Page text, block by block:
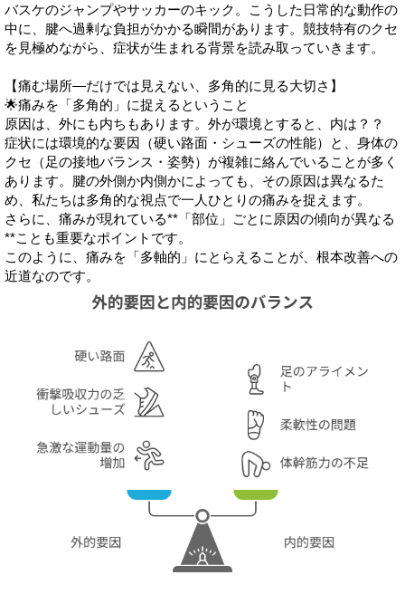
バスケのジャンプやサッカーのキック。こうした日常的な動作の
中に、腱へ過剰な負担がかかる瞬間があります。競技特有のクセ
を見極めながら、症状が生まれる背景を読み取っていきます。
【痛む場所―だけでは見えない、多角的に見る大切さ】
🌟痛みを「多角的」に捉えるということ
原因は、外にも内ちもあります。外が環境とすると、内は？？
症状には環境的な要因（硬い路面・シューズの性能）と、身体の
クセ（足の接地バランス・姿勢）が複雑に絡んでいることが多く
あります。腱の外側か内側かによっても、その原因は異なるた
め、私たちは多角的な視点で一人ひとりの痛みを捉えます。
さらに、痛みが現れている**「部位」ごとに原因の傾向が異なる
**ことも重要なポイントです。
このように、痛みを「多軸的」にとらえることが、根本改善への
近道なのです。